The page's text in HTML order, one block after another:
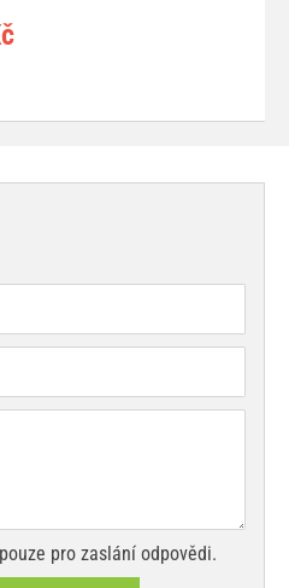
pro zaslání odpovědi.